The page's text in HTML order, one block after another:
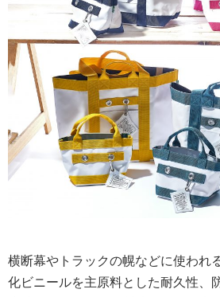
横断幕やトラックの幌などに使われ
化ビニールを主原料とした耐久性、